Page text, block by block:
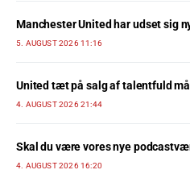
Manchester United har udset sig
5. AUGUST 2026 11:16
United tæt på salg af talentfuld
4. AUGUST 2026 21:44
Skal du være vores nye
4. AUGUST 2026 16:20